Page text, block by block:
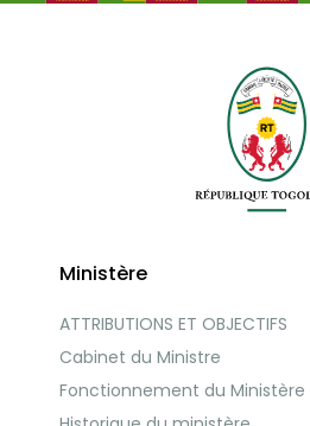
Ministère
ATTRIBUTIONS ET OBJECTIFS
Cabinet du Ministre
Fonctionnement du Ministère